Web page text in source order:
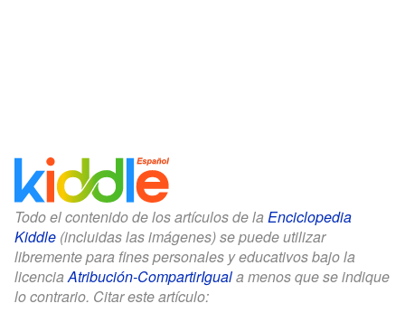
Todo el contenido de los artículos de la Enciclopedia
Kiddle (incluidas las imágenes) se puede utilizar
libremente para fines personales y educativos bajo la
licenciaAtribución-CompartirIguala menos que se indique
lo contrario. Citar este artículo: